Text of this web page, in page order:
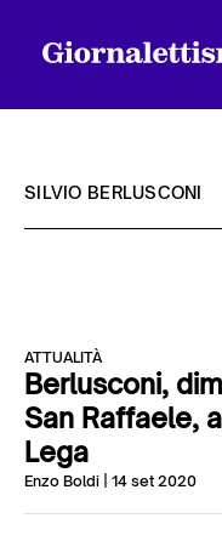
Chi siamo
Contatti
SILVIO BERLUSCONI
ATTUALITÀ
Berlusconi,
San Raffaele,
Lega
Enzo Boldi | 14 set 2020